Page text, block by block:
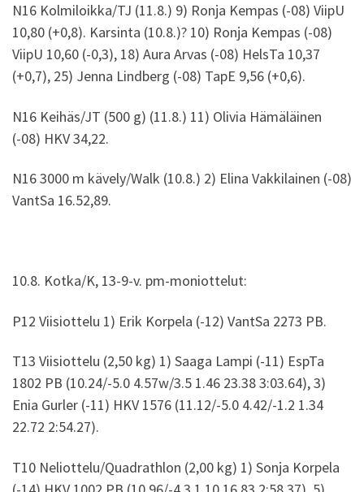
N16 Kolmiloikka/TJ (11.8.) 9) Ronja Kempas (-08) ViipU
10,80 (+0,8). Karsinta (10.8.)? 10) Ronja Kempas (-08)
ViipU 10,60 (-0,3), 18) Aura Arvas (-08) HelsTa 10,37
(+0,7), 25) Jenna Lindberg (-08) TapE 9,56 (+0,6).
N16 Keihäs/JT (500 g) (11.8.) 11) Olivia Hämäläinen
(-08) HKV 34,22.
N16 3000 m kävely/Walk (10.8.) 2) Elina Vakkilainen (-08)
VantSa 16.52,89.
10.8. Kotka/K, 13-9-v. pm-moniottelut:
P12 Viisiottelu 1) Erik Korpela (-12) VantSa 2273 PB.
T13 Viisiottelu (2,50 kg) 1) Saaga Lampi (-11) EspTa
1802 PB (10.24/-5.0 4.57w/3.5 1.46 23.38 3:03.64), 3)
Enia Gurler (-11) HKV 1576 (11.12/-5.0 4.42/-1.2 1.34
22.72 2:54.27).
T10 Neliottelu/Quadrathlon (2,00 kg) 1) Sonja Korpela